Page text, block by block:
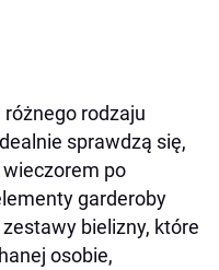
rodzaju
sprawdzą się,
po
garderoby
bielizny, które
osobie,